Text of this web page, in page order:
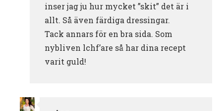
inser jag ju hur mycket ”skit” det är i
allt. Så även färdiga dressingar.
Tack annars för en bra sida. Som
nybliven lchf’are så har dina recept
varit guld!